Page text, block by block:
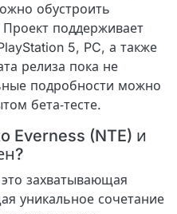
обустроить
поддерживает
5, PC, а также
релиза пока не
подробности можно
бета‑тесте.
Everness (NTE) и
захватывающая
уникальное сочетание